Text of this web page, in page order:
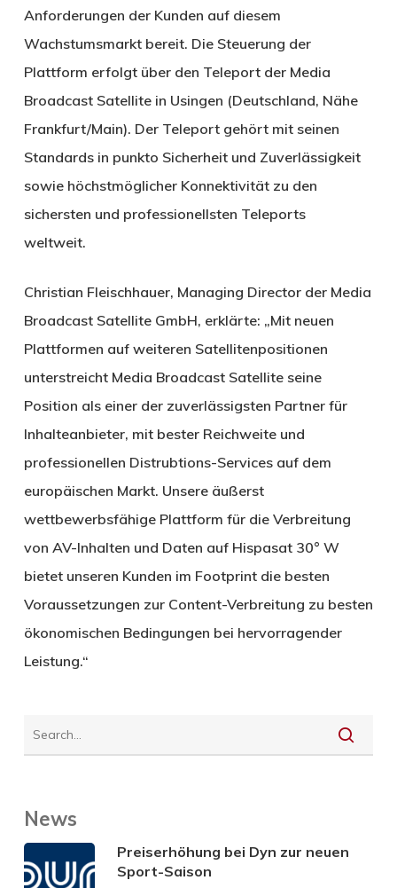
Anforderungen der Kunden auf diesem
Wachstumsmarkt bereit. Die Steuerung der
Plattform erfolgt über den Teleport der Media
Broadcast Satellite in Usingen (Deutschland, Nähe
Frankfurt/Main). Der Teleport gehört mit seinen
Standards in punkto Sicherheit und Zuverlässigkeit
sowie höchstmöglicher Konnektivität zu den
sichersten und professionellsten Teleports
weltweit.
Christian Fleischhauer, Managing Director der Media
Broadcast Satellite GmbH, erklärte: „Mit neuen
Plattformen auf weiteren Satellitenpositionen
unterstreicht Media Broadcast Satellite seine
Position als einer der zuverlässigsten Partner für
Inhalteanbieter, mit bester Reichweite und
professionellen Distrubtions-Services auf dem
europäischen Markt. Unsere äußerst
wettbewerbsfähige Plattform für die Verbreitung
von AV-Inhalten und Daten auf Hispasat 30° W
bietet unseren Kunden im Footprint die besten
Voraussetzungen zur Content-Verbreitung zu besten
ökonomischen Bedingungen bei hervorragender
Leistung.“
News
Preiserhöhung bei Dyn zur neuen
Sport-Saison